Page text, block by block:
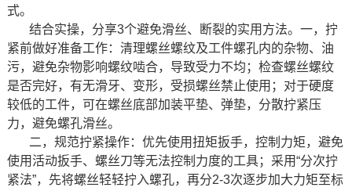
式。
结合实操，分享3个避免滑丝、断裂的实用方法。一，拧
紧前做好准备工作：清理螺丝螺纹及工件螺孔内的杂物、油
污，避免杂物影响螺纹啮合，导致受力不均；检查螺丝螺纹
是否完好，有无滑牙、变形，受损螺丝禁止使用；对于硬度
较低的工件，可在螺丝底部加装平垫、弹垫，分散拧紧压
力，避免螺孔滑丝。
二，规范拧紧操作：优先使用扭矩扳手，控制力矩，避免
使用活动扳手、螺丝刀等无法控制力度的工具；采用“分次拧
紧法”，先将螺丝轻轻拧入螺孔，再分2-3次逐步加大力矩至标